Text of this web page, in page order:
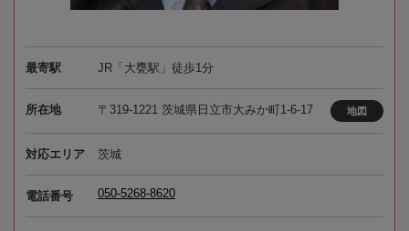
最寄駅 JR「大甕駅」徒歩1分
所在地 〒319-1221 茨城県日立市大みか町1-6-17 地図
対応エリア 茨城
電話番号 050-5268-8620